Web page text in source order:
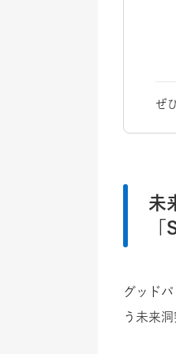
ぜ
未
グッド
う未来